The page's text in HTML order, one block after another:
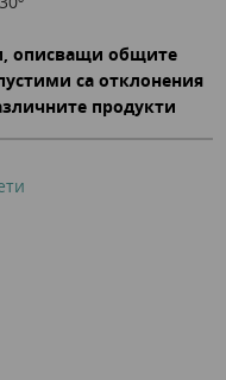
описващи общите
са отклонения
продукти